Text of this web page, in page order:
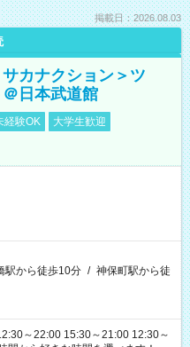
掲載日：2026.08.03
カナクション＞ツ
日本武道館
経験OK
大学生歓迎
駅から徒歩10分 / 神保町駅から徒
～22:00 15:30～21:00 12:30～